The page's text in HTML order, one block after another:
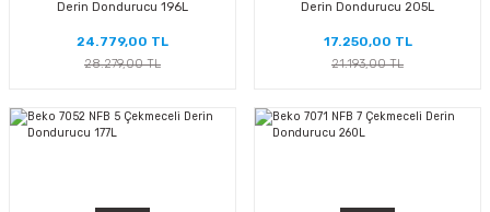
Derin Dondurucu 196L
24.779,00 TL
28.279,00 TL
Derin Dondurucu 205L
17.250,00 TL
21.193,00 TL